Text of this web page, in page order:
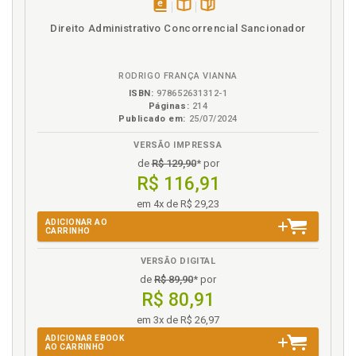
Maior lance ou oferta, p. 33
Marca. Qualidade do objeto (marca e amostra), p. 42
Melhor técnica, p. 30
Microempresa. Tratamento favorecido para ME e
EPP, p. 107
Modalidades licitatórias, p. 15
Modelos para orientação, p. 159
Necessidade. Justificativa da necessidade, p. 37
Normas e instruções para recursos, p. 113
páginas
Direito Administrativo Concorrencial Sancionador
RODRIGO FRANÇA VIANNA
ISBN: 978652631312-1
Páginas: 214
Publicado em: 25/07/2024
VERSÃO IMPRESSA
deR$ 129,90* por
R$ 116,91
em 4x de R$ 29,23
ADICIONAR AO
CARRINHO
VERSÃO DIGITAL
de R$ 89,90* por
R$ 80,91
em 3x de R$ 26,97
ADICIONAR EBOOK
AO CARRINHO